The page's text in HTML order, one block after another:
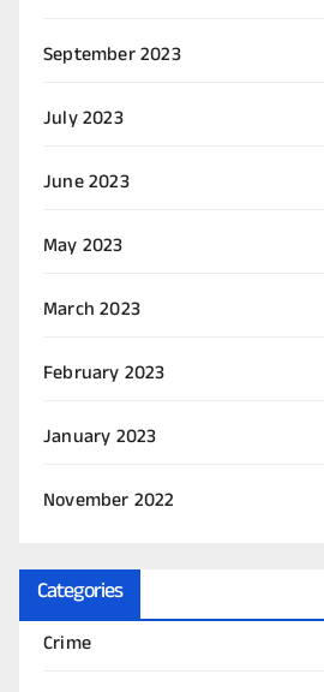
September 2023
July 2023
June 2023
May 2023
March 2023
February 2023
January 2023
November 2022
Categories
Crime